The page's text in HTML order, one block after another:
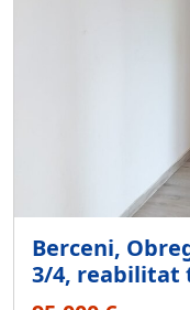
Berceni,
3/4, reabilitat